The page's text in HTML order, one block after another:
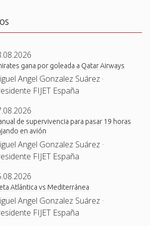
gana por goleada a Qatar Airways
Angel Gonzalez Suárez ·
FIJET España
de supervivencia para pasar 19 horas
en avión
Angel Gonzalez Suárez ·
FIJET España
Atlántica vs Mediterránea
Angel Gonzalez Suárez ·
FIJET España